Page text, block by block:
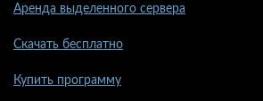
Аренда выделенного сервера
Скачать бесплатно
Купить программу